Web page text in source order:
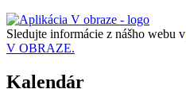
Sledujte informácie z nášho webu v
V OBRAZE.
Kalendár